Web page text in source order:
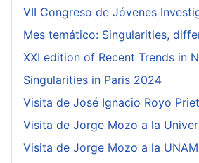
VII Congreso de Jóvenes
Mes temático: Singularities,
XXI edition of Recent Trends in
Singularities in Paris 2024
Visita de José Ignacio Royo
Visita de Jorge Mozo a la
Visita de Jorge Mozo a la